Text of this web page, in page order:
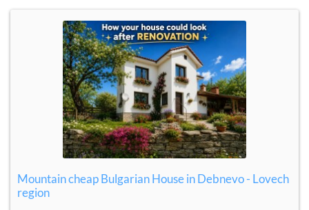
Mountain cheap Bulgarian House in Debnevo - Lovech
region